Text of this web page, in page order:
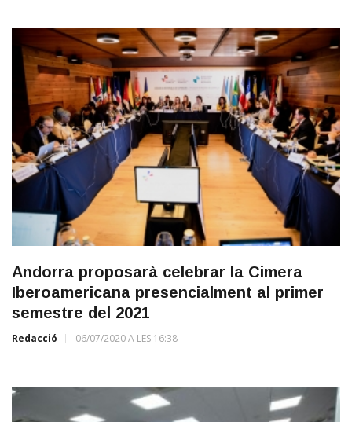
Andorra proposarà celebrar la Cimera
Iberoamericana presencialment al primer
semestre del 2021
Redacció 06/07/2020 A LES 16:38